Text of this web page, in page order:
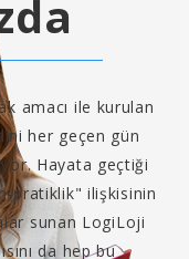
amacı ile kurulan
her geçen gün
Hayata geçtiği
pratiklik" ilişkisinin
sunan LogiLoji
da hep bu